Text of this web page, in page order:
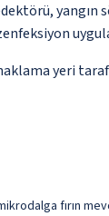
yangın
yeri
fırın